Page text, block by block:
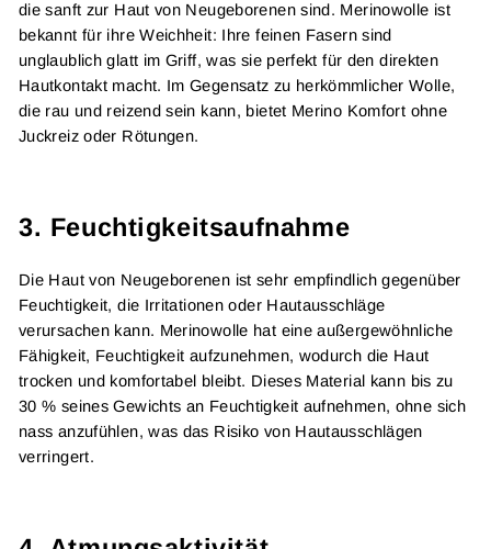
die sanft zur Haut von Neugeborenen sind. Merinowolle ist
bekannt für ihre Weichheit: Ihre feinen Fasern sind
unglaublich glatt im Griff, was sie perfekt für den direkten
Hautkontakt macht. Im Gegensatz zu herkömmlicher Wolle,
die rau und reizend sein kann, bietet Merino Komfort ohne
Juckreiz oder Rötungen.
3. Feuchtigkeitsaufnahme
Die Haut von Neugeborenen ist sehr empfindlich gegenüber
Feuchtigkeit, die Irritationen oder Hautausschläge
verursachen kann. Merinowolle hat eine außergewöhnliche
Fähigkeit, Feuchtigkeit aufzunehmen, wodurch die Haut
trocken und komfortabel bleibt. Dieses Material kann bis zu
30 % seines Gewichts an Feuchtigkeit aufnehmen, ohne sich
nass anzufühlen, was das Risiko von Hautausschlägen
verringert.